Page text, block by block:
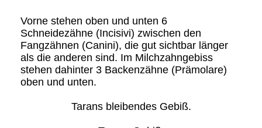
Vorne stehen oben und unten 6
Schneidezähne (Incisivi) zwischen den
Fangzähnen (Canini), die gut sichtbar länger
als die anderen sind. Im Milchzahngebiss
stehen dahinter 3 Backenzähne (Prämolare)
oben und unten.
Tarans bleibendes Gebiß.